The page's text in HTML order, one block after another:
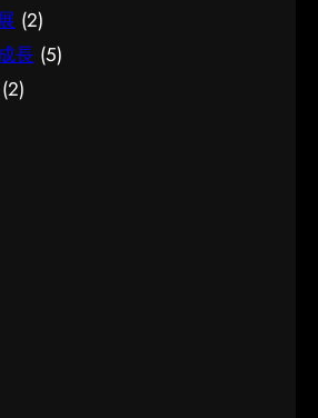
(2)
長 (5)
(2)